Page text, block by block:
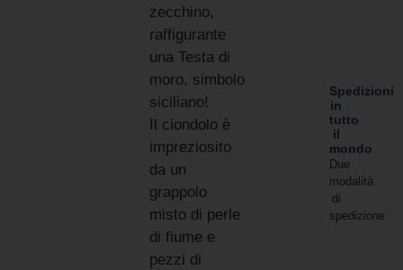
zecchino,
raffigurante
una Testa di
moro, simbolo
siciliano!
Il ciondolo è
impreziosito
da un
grappolo
misto di perle
di fiume e
pezzi di
Spedizioni
in
tutto
il
mondo
Due
modalità
di
spedizione